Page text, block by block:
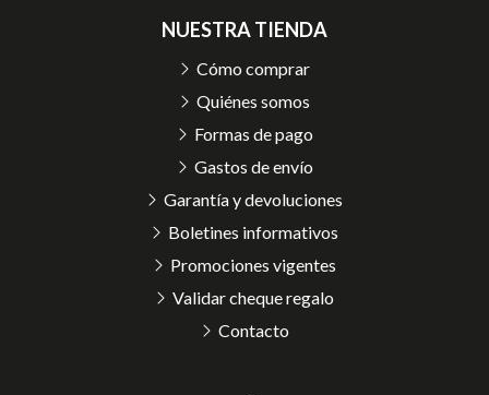
NUESTRA TIENDA
Cómo comprar
Quiénes somos
Formas de pago
Gastos de envío
Garantía y devoluciones
Boletines informativos
Promociones vigentes
Validar cheque regalo
Contacto